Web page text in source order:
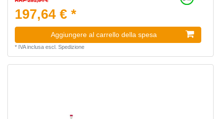
197,64 € *
Aggiungere al carrello della spesa
* IVA inclusaescl. Spedizione